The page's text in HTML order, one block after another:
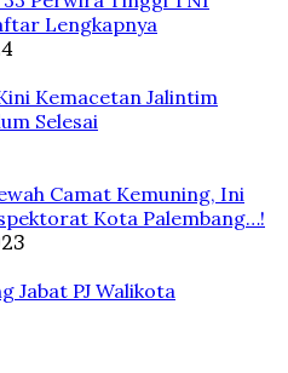
Lengkapnya
Kemacetan Jalintim
Selesai
Camat Kemuning, Ini
Kota Palembang…!
Jabat PJ Walikota